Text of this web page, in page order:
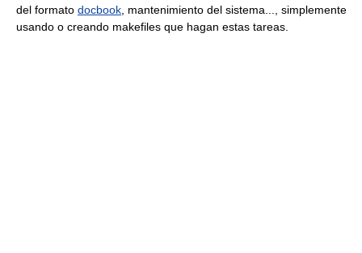
del formato docbook , mantenimiento del sistema..., simplemente
usando o creando makefiles que hagan estas tareas.